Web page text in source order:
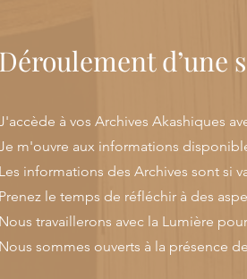
Déroulement d’une
à vos Archives Akashiques
m'ouvre aux informations
Les informations des Archives sont si
Prenez le temps de réfléchir à des
Nous travaillerons avec la Lumière
Nous sommes ouverts à la présence